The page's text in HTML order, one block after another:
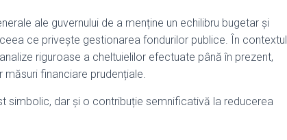
ale guvernului de a menține un echilibru bugetar și
ce privește gestionarea fondurilor publice. În contextul
riguroase a cheltuielilor efectuate până în prezent,
financiare prudențiale.
simbolic, dar și o contribuție semnificativă la reducerea